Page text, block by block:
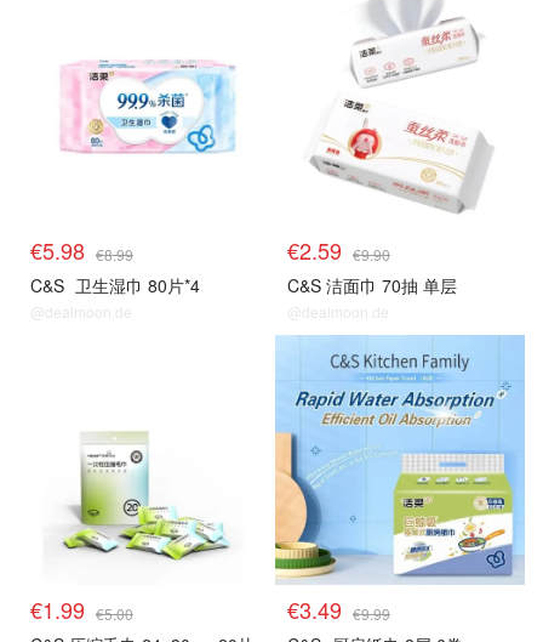
€5.98 €8.99
C&S 卫生湿巾 80片*4
@dealmoon.de
€2.59 €9.90
C&S 洁面巾 70抽 单层
@dealmoon.de
€1.99 €5.00 €3.49 €9.99